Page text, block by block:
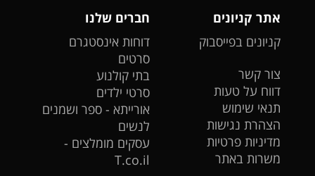
אתר קניונים
קניונים בפייסבוק
צור קשר
דווח על טעות
תנאי שימוש
הצהרת נגישות
מדיניות פרטיות
משרות באתר
חברים שלנו
דוחות אינסטגרם
סרטים
בתי קולנוע
סרטי ילדים
אורייתא - ספר ושמנים
לנשים
עסקים מומלצים -
T.co.il